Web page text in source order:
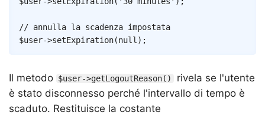
// annulla la scadenza impostata
$user->setExpiration(null ) ;
Il metodo $user->getLogoutReason()
rivela se l'utente
è stato disconnesso perché l'intervallo di tempo è
scaduto. Restituisce la costante